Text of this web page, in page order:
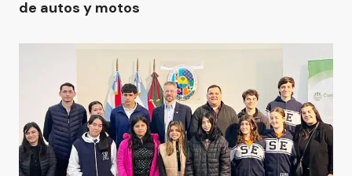
de autos y motos